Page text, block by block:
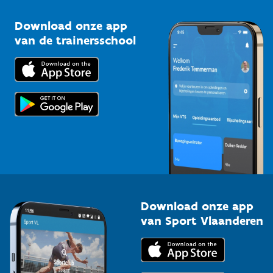
Bedrijven
Trainers en begeleiders
Topsporters
Kennisplatform
Downloads
Voor de pers
Download onze app
van de trainersschool
Download onze app
van Sport Vlaanderen